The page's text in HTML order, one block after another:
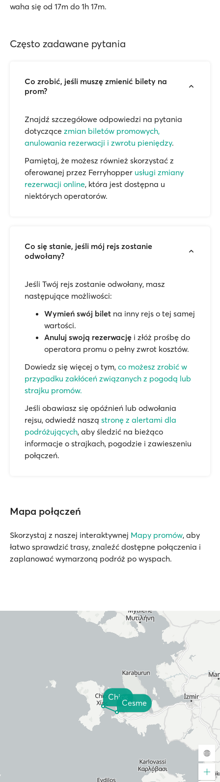
waha się od 17m do 1h 17m.
Często zadawane pytania
Co zrobić, jeśli muszę zmienić bilety na
prom?
Znajdź szczegółowe odpowiedzi na pytania
dotyczące zmian biletów promowych,
anulowania rezerwacji i zwrotu pieniędzy.
Pamiętaj, że możesz również skorzystać z
oferowanej przez Ferryhopper usługi zmiany
rezerwacji online, która jest dostępna u
niektórych operatorów.
Co się stanie, jeśli mój rejs zostanie
odwołany?
Jeśli Twój rejs zostanie odwołany, masz
następujące możliwości:
Wymień swój bilet na inny rejs o tej samej
wartości.
Anuluj swoją rezerwację i złóż prośbę do
operatora promu o pełny zwrot kosztów.
Dowiedz się więcej o tym, co możesz zrobić w
przypadku zakłóceń związanych z pogodą lub
strajku promów.
Jeśli obawiasz się opóźnień lub odwołania
rejsu, odwiedź naszą stronę z alertami dla
podróżujących, aby śledzić na bieżąco
informacje o strajkach, pogodzie i zawieszeniu
połączeń.
Mapa połączeń
Skorzystaj z naszej interaktywnej Mapy promów, aby
łatwo sprawdzić trasy, znaleźć dostępne połączenia i
zaplanować wymarzoną podróż po wyspach.
Chios
Cesme